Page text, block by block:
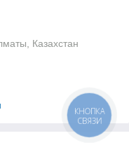
Казахстан
КНОПКА
СВЯЗИ